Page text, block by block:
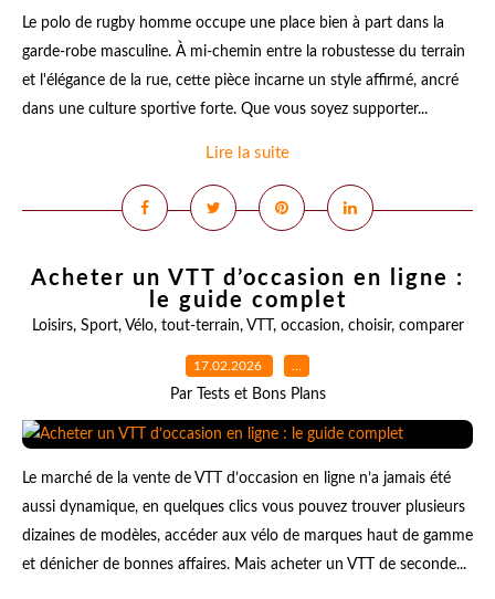
Le polo de rugby homme occupe une place bien à part dans la
garde-robe masculine. À mi-chemin entre la robustesse du terrain
et l'élégance de la rue, cette pièce incarne un style affirmé, ancré
dans une culture sportive forte. Que vous soyez supporter...
Lire la suite
Acheter un VTT d’occasion en ligne :
le guide complet
Loisirs, Sport, Vélo, tout-terrain, VTT , occasion, choisir, comparer
17.02.2026 …
Par Tests et Bons Plans
Le marché de la vente de VTT d’occasion en ligne n’a jamais été
aussi dynamique, en quelques clics vous pouvez trouver plusieurs
dizaines de modèles, accéder aux vélo de marques haut de gamme
et dénicher de bonnes affaires. Mais acheter un VTT de seconde...